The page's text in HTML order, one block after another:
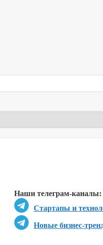
Наши телеграм-каналы:
Стартапы и
Новые бизнес-